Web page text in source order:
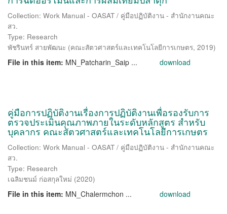
Collection: Work Manual - OASAT / คู่มือปฏิบัติงาน - สำนักงานคณะ
สว.
Type: Research
พัชรินทร์ สายพัฒนะ (คณะสัตวศาสตร์และเทคโนโลยีการเกษตร, 2019)
File in this item: MN_Patcharin_Saip ... download
คู่มือการปฏิบัติงานเรื่องการปฏิบัติงานเพื่อรองรับการ
ตรวจประเมินคุณภาพภายในระดับหลักสูตร สำหรับ
บุคลากร คณะสัตวศาสตร์และเทคโนโลยีการเกษตร
Collection: Work Manual - OASAT / คู่มือปฏิบัติงาน - สำนักงานคณะ
สว.
Type: Research
เฉลิมชนม์ ก่อสกุลใหม่ (2020)
File in this item: MN_Chalermchon ... download